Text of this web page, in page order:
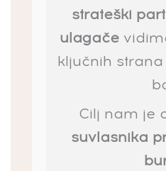
strateški
ulagače
ključnih
Cilj nam je
suvlasnika